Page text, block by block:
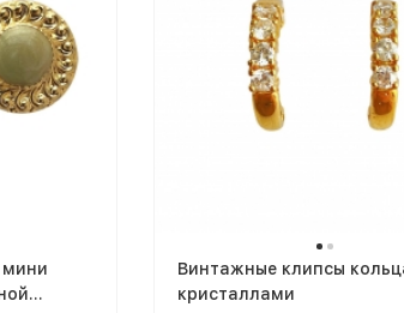
мини
Винтажные клипсы
кристаллами